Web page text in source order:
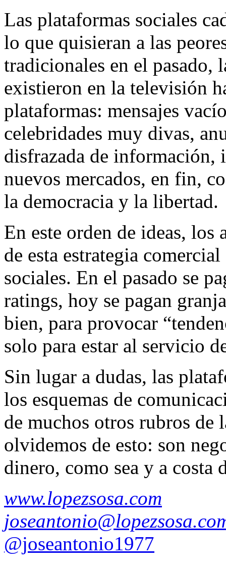
Las plataformas sociales
lo que quisieran a las
tradicionales en el pasado,
existieron en la televisión
plataformas: mensajes
celebridades muy divas,
disfrazada de información,
nuevos mercados, en fin,
la democracia y la libertad.
En este orden de ideas, los
de esta estrategia
sociales. En el pasado se
ratings, hoy se pagan
bien, para provocar
solo para estar al servicio
Sin lugar a dudas, las
los esquemas de
de muchos otros rubros de
olvidemos de esto: son
dinero, como sea y a costa
www.lopezsosa.com
@joseantonio1977